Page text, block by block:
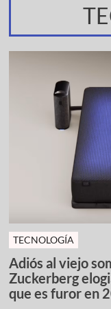
TECNOLOGÍA
Adiós al viejo
Zuckerberg
que es furor en